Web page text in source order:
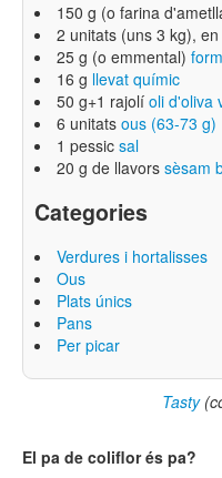
150 g (o farina
2 unitats (uns 3 kg),
25 g (o emmental)
16 g llevat químic
50 g+1 rajolí oli d'oliva
6 unitats ous (63-73 g)
1 pessic sal
20 g de llavors sèsam
Categories
Verdures i hortalisses
Ous
Plats únics
Pans
Per picar
Tasty
El pa de coliflor és pa?